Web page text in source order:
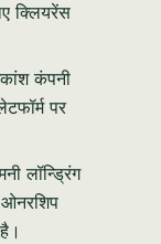
क्लियरेंस
कंपनी
पर
लॉन्ड्रिंग
ओनरशिप